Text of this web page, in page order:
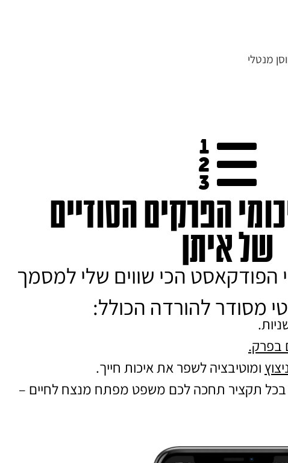
מנטלי
הפרקים הסודיים
של איתן
הפודקאסט הכי שווים שלי למסמך
ומוטיבציה לשפר את איכות חייך.
תקציר תחכה לכם משפט מפתח מנצח לחיים –